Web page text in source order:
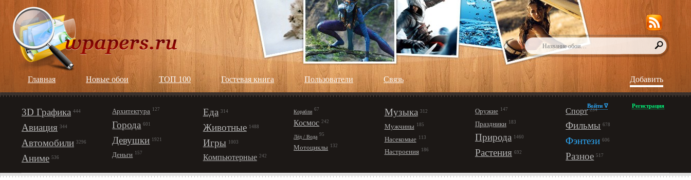
Главная Новые обои ТОП 100 Гостевая книга Пользователи Cвязь Добавить
3D Графика 444
Авиация 344
Автомобили 3296
Аниме 536
Архитектура 127
Города 601
Девушки 1921
Деньги 157
Еда 314
Животные 1488
Игры 1003
Компьютерные 242
Корабли 67
Космос 242
Лёд / Вода 95
Мотоциклы 132
Музыка 312
Мужчины 185
Насекомые 113
Настроения 186
Оружие 147
Праздники 183
Природа 1460
Растения 692
Спорт 234
Фильмы 678
Фэнтези 606
Разное 517
Войти ∇ Регистрация